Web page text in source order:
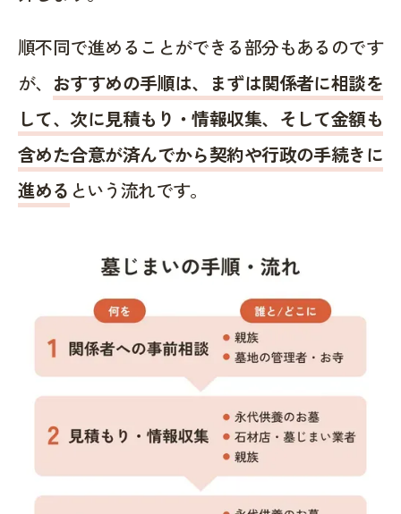
順不同で進めることができる部分もあるのです
が、 おすすめの手順は、まずは関係者に相談を
して、次に見積もり・情報収集、そして金額も
含めた合意が済んでから契約や行政の手続きに
進める という流れです。